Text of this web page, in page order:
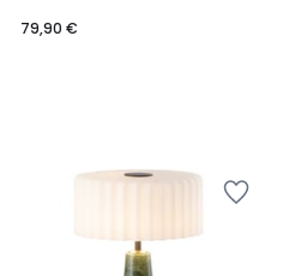
79,90 €